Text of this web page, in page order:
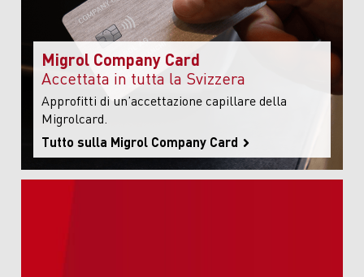
Migrol Company Card
Accettata in tutta la Svizzera
Approfitti di un’accettazione capillare della
Migrolcard.
Tutto sulla Migrol Company Card